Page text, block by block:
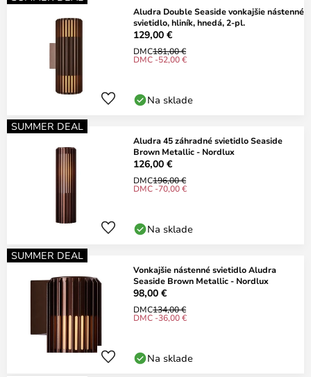
Aludra Double Seaside vonkajšie nástenné
svietidlo, hliník, hnedá, 2-pl.
129,00 €
DMC181,00 €
DMC -52,00 €
Na sklade
SUMMER DEAL
Aludra 45 záhradné svietidlo Seaside
Brown Metallic - Nordlux
126,00 €
DMC196,00 €
DMC -70,00 €
Na sklade
SUMMER DEAL
Vonkajšie nástenné svietidlo Aludra
Seaside Brown Metallic - Nordlux
98,00 €
DMC134,00 €
DMC -36,00 €
Na sklade